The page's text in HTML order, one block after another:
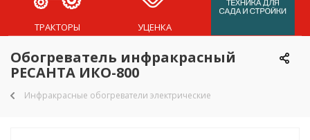
ТРАКТОРЫ УЦЕНКА
Обогреватель инфракрасный
РЕСАНТА ИКО-800
Инфракрасные обогреватели электрические